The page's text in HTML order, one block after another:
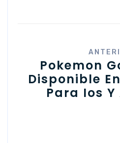
Pokemon
Disponible
Para Ios